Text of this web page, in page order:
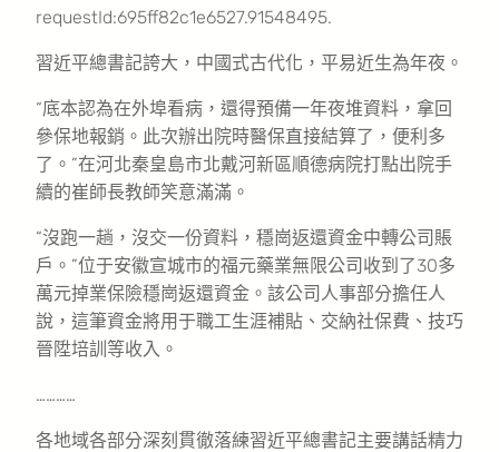
requestId:695ff82c1e6527.91548495.
習近平總書記誇大，中國式古代化，平易近生為年夜。
“底本認為在外埠看病，還得預備一年夜堆資料，拿回
參保地報銷。此次辦出院時醫保直接結算了，便利多
了。”在河北秦皇島市北戴河新區順德病院打點出院手
續的崔師長教師笑意滿滿。
“沒跑一趟，沒交一份資料，穩崗返還資金中轉公司賬
戶。”位于安徽宣城市的福元藥業無限公司收到了30多
萬元掉業保險穩崗返還資金。該公司人事部分擔任人
說，這筆資金將用于職工生涯補貼、交納社保費、技巧
晉陞培訓等收入。
…………
各地域各部分深刻貫徹落練習近平總書記主要講話精力